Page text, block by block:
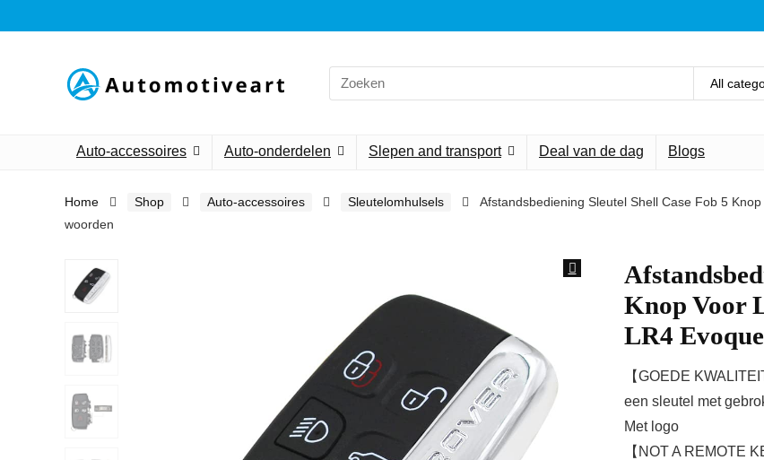
Search
for:
All
Auto-accessoires Auto-onderdelen Slepen and transport Deal van de dag Blogs
Home Shop Auto-accessoires Sleutelomhulsels
Afstandsbediening Sleutel Shell Case Fob 5
woorden
Knop Voor
LR4
【GOEDE
een sleutel met
Met logo
【NOT A REMOTE